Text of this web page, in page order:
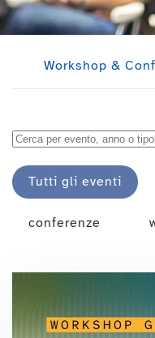
Workshop &
Tutti gli eventi
conferenze